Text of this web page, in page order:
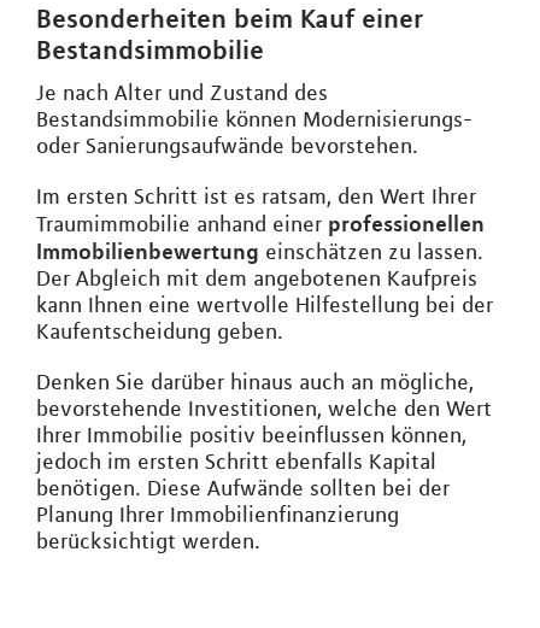
Besonderheiten beim Kauf einer
Bestandsimmobilie
Je nach Alter und Zustand des
Bestandsimmobilie können Modernisierungs-
oder Sanierungsaufwände bevorstehen.
Im ersten Schritt ist es ratsam, den Wert Ihrer
Traumimmobilie anhand einer professionellen
Immobilienbewertung einschätzen zu lassen.
Der Abgleich mit dem angebotenen Kaufpreis
kann Ihnen eine wertvolle Hilfestellung bei der
Kaufentscheidung geben.
Denken Sie darüber hinaus auch an mögliche,
bevorstehende Investitionen, welche den Wert
Ihrer Immobilie positiv beeinflussen können,
jedoch im ersten Schritt ebenfalls Kapital
benötigen. Diese Aufwände sollten bei der
Planung Ihrer Immobilienfinanzierung
berücksichtigt werden.